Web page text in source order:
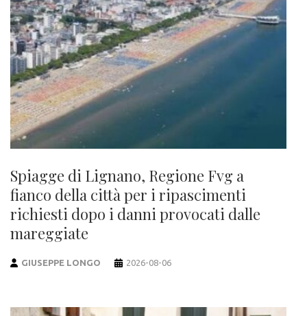
Spiagge di Lignano, Regione Fvg a
fianco della città per i ripascimenti
richiesti dopo i danni provocati dalle
mareggiate
GIUSEPPE LONGO 2026-08-06